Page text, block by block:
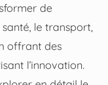
de
le transport,
offrant des
l’innovation.